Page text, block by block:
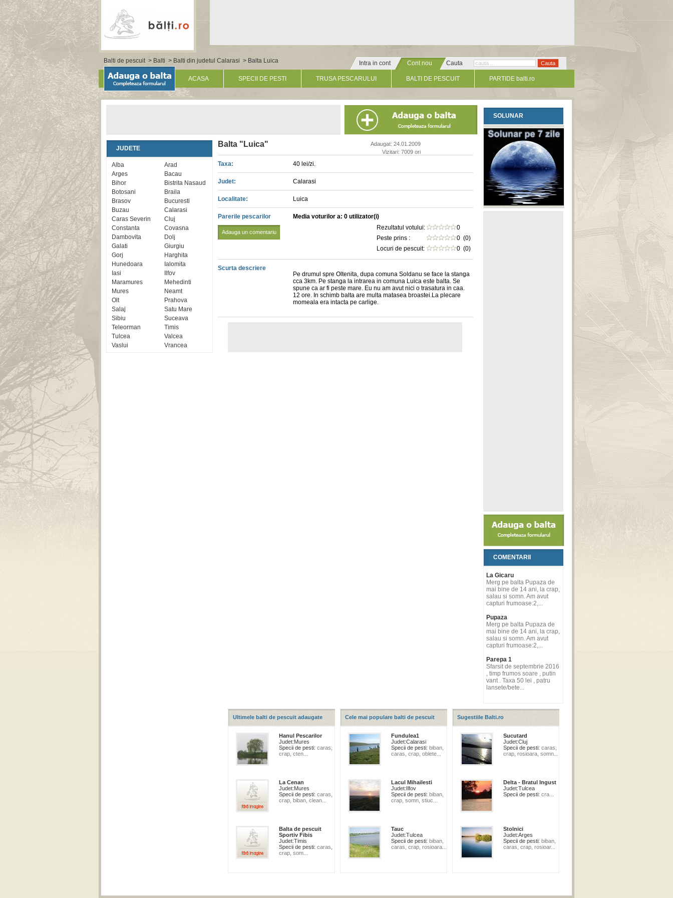
Balti de pescuit> Balti > Balti din judetul Calarasi > Balta Luica Intra in cont
Cont nou
» Click pentru un cont nou
Cauta
ACASA SPECII DE PESTI TRUSA PESCARULUI BALTI DE PESCUIT PARTIDE balti.ro
JUDETE
Alba
Arad
Arges
Bacau
Bihor
Bistrita Nasaud
Botosani
Braila
Brasov
Bucuresti
Buzau
Calarasi
Caras Severin
Cluj
Constanta
Covasna
Dambovita
Dolj
Galati
Giurgiu
Gorj
Harghita
Hunedoara
Ialomita
Iasi
Ilfov
Maramures
Mehedinti
Mures
Neamt
Olt
Prahova
Salaj
Satu Mare
Sibiu
Suceava
Teleorman
Timis
Tulcea
Valcea
Vaslui
Vrancea
Balta "Luica"
Adaugat: 24.01.2009
Vizitari: 7009 ori
Taxa: 40 lei/zi.
Judet: Calarasi
Localitate: Luica
Parerile pescarilor
Adauga un comentariu
Media voturilor a: 0 utilizator(i)
Rezultatul votului:
0
Peste prins :
0 (0)
Locuri de pescuit:
0 (0)
Scurta descriere
Pe drumul spre Oltenita, dupa comuna Soldanu se face la stanga
cca 3km. Pe stanga la intrarea in comuna Luica este balta. Se
spune ca ar fi peste mare. Eu nu am avut nici o trasatura in caa.
12 ore. In schimb balta are multa matasea broastei.La plecare
momeala era intacta pe carlige.
SOLUNAR
COMENTARII
La Gicaru
Merg pe balta Pupaza de
mai bine de 14 ani, la crap,
salau si somn. Am avut
capturi frumoase:2,...
Pupaza
Merg pe balta Pupaza de
mai bine de 14 ani, la crap,
salau si somn. Am avut
capturi frumoase:2,...
Parepa 1
Sfarsit de septembrie 2016
, timp frumos soare , putin
vant . Taxa 50 lei , patru
lansete/bete...
Ultimele balti de pescuit adaugate
Hanul Pescarilor
Judet:Mures
Specii de pesti: caras,
crap, cten...
La Cenan
Judet:Mures
Specii de pesti: caras,
crap, biban, clean...
Balta de pescuit
Sportiv Fibis
Judet:Timis
Specii de pesti: caras,
crap, som...
Cele mai populare balti de pescuit
Fundulea1
Judet:Calarasi
Specii de pesti: biban,
caras, crap, oblete...
Lacul Mihailesti
Judet:Ilfov
Specii de pesti: biban,
crap, somn, stiuc...
Tauc
Judet:Tulcea
Specii de pesti: biban,
caras, crap, rosioara...
Sugestiile Balti.ro
Sucutard
Judet:Cluj
Specii de pesti: caras,
crap, rosioara, somn...
Delta - Bratul Ingust
Judet:Tulcea
Specii de pesti: cra...
Stolnici
Judet:Arges
Specii de pesti: biban,
caras, crap, rosioar...